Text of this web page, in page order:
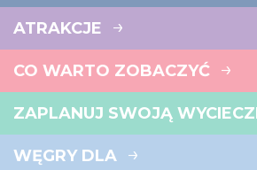
ATRAKCJE
CO WARTO ZOBACZYĆ
ZAPLANUJ SWOJĄ
WĘGRY DLA